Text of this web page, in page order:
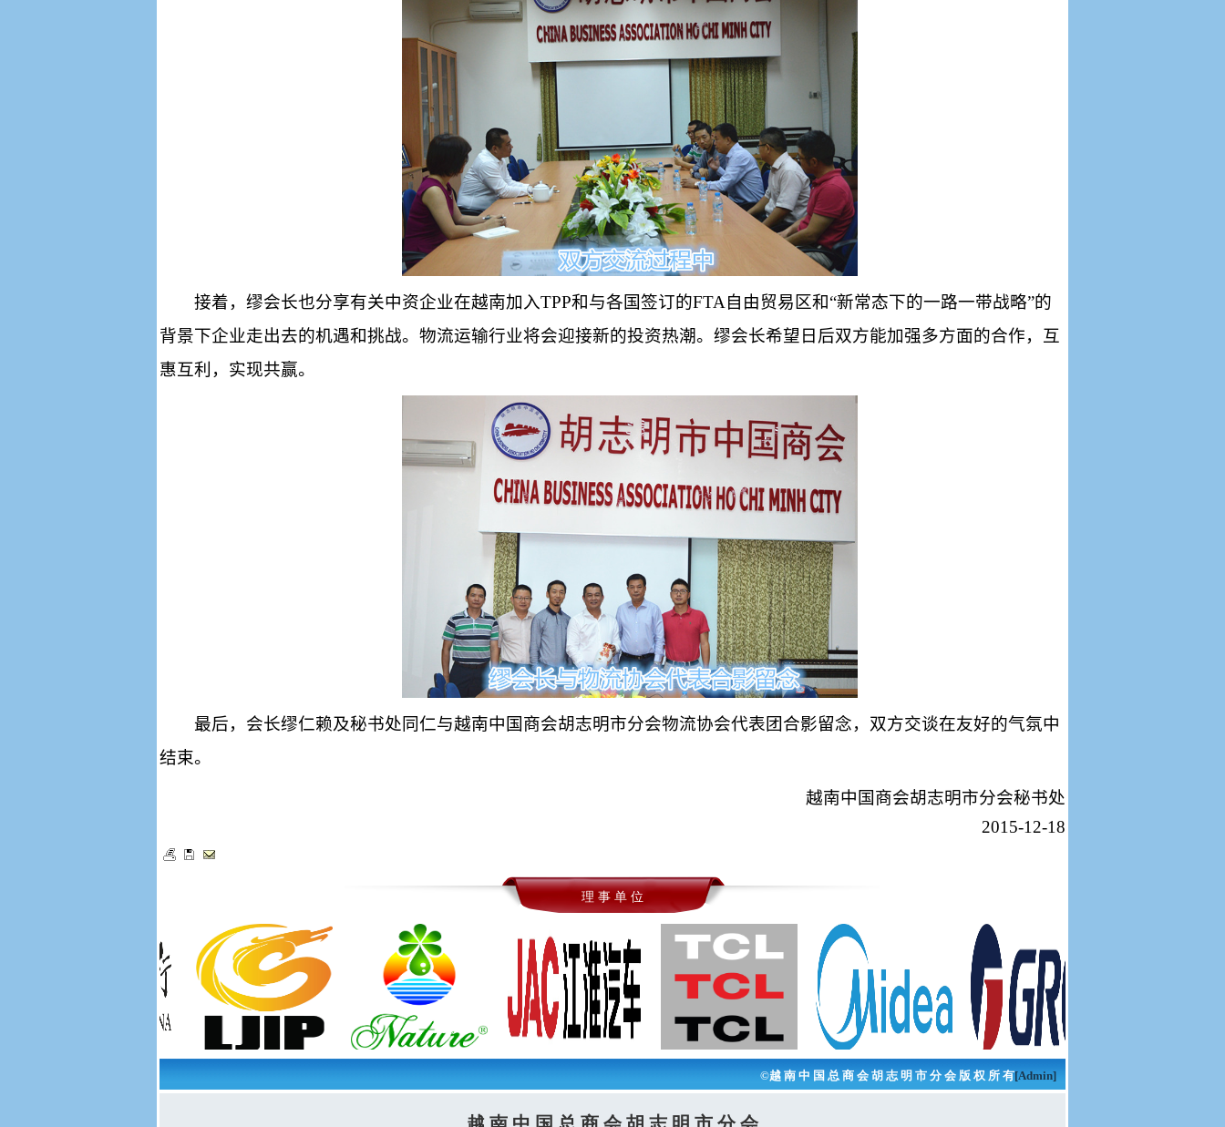
接着，缪会长也分享有关中资企业在越南加入TPP和与各国签订的FTA 自由贸易区和“新常态下的一路一带战略”的
背景下企业走出去的机遇和挑战。物流运输行业将会迎接新的投资热潮。缪会长希望日后双方能加强多方面的合作，互
惠互利，实现共赢。
最后，会长缪仁赖及秘书处同仁与越南中国商会胡志明市分会物流协会代表团合影留念，双方交谈在友好的气氛中
结束。
越南中国商会胡志明市分会秘书处
2015-12-18
理 事 单 位
©越 南 中 国 总 商 会 胡 志 明 市 分 会 版 权 所 有[Admin]